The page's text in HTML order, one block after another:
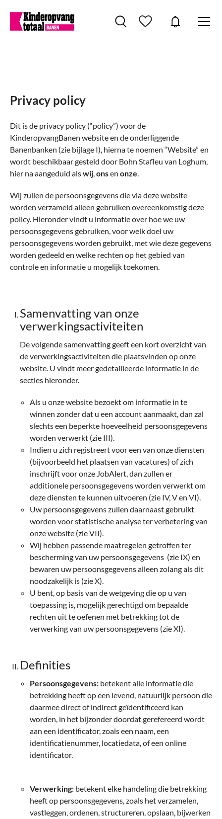
Privacy policy
Dit is de privacy policy (“policy”) voor de
KinderopvangBanen website en de onderliggende
Banenbanken (zie bijlage I), hierna te noemen “Website” en
wordt beschikbaar gesteld door Bohn Stafleu van Loghum,
hier na aangeduid alswij,onsen onze.
Wij zullen de persoonsgegevens die via deze website
worden verzameld alleen gebruiken overeenkomstig deze
policy. Hieronder vindt u informatie over hoe we uw
persoonsgegevens gebruiken, voor welk doel uw
persoonsgegevens worden gebruikt, met wie deze gegevens
worden gedeeld en welke rechten op het gebied van
controle en informatie u mogelijk toekomen.
Samenvatting van onze
verwerkingsactiviteiten
De volgende samenvatting geeft een kort overzicht van
de verwerkingsactiviteiten die plaatsvinden op onze
website. U vindt meer gedetailleerde informatie in de
secties hieronder.
Als u onze website bezoekt om informatie in te
winnen zonder dat u een account aanmaakt, dan zal
slechts een beperkte hoeveelheid persoonsgegevens
worden verwerkt (zie III).
Indien u zich registreert voor een van onze diensten
(bijvoorbeeld het plaatsen van vacatures) of zich
inschrijft voor onze JobAlert, dan zullen er
additionele persoonsgegevens worden verwerkt om
deze diensten te kunnen uitvoeren (zie IV, V en VI).
Uw persoonsgegevens zullen daarnaast gebruikt
worden voor statistische analyse ter verbetering van
onze website (zie VII).
Wij hebben passende maatregelen getroffen ter
bescherming van uw persoonsgegevens (zie IX) en
bewaren uw persoonsgegevens alleen zolang als dit
noodzakelijk is (zie X).
U bent, op basis van de wetgeving die op u van
toepassing is, mogelijk gerechtigd om bepaalde
rechten uit te oefenen met betrekking tot de
verwerking van uw persoonsgegevens (zie XI).
Definities
Persoonsgegevens: betekent alle informatie die
betrekking heeft op een levend, natuurlijk persoon die
daarmee direct of indirect geïdentificeerd kan
worden, in het bijzonder doordat gerefereerd wordt
aan een identificator, zoals een naam, een
identificatienummer, locatiedata, of een online
identificator.
Verwerking: betekent elke handeling die betrekking
heeft op persoonsgegevens, zoals het verzamelen,
vastleggen, ordenen, structureren, opslaan, bijwerken